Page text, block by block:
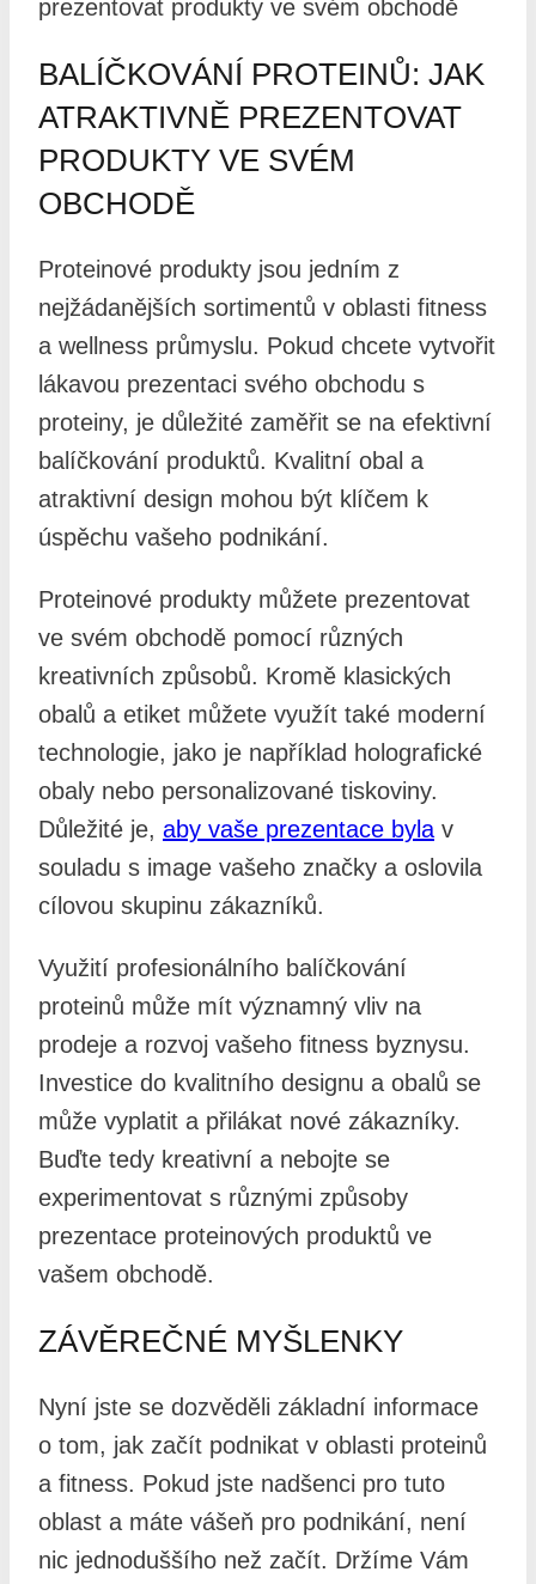
BALÍČKOVÁNÍ PROTEINŮ: JAK
ATRAKTIVNĚ PREZENTOVAT
PRODUKTY VE SVÉM
OBCHODĚ
Proteinové produkty jsou jedním z
nejžádanějších sortimentů v oblasti fitness
a wellness průmyslu. Pokud chcete vytvořit
lákavou prezentaci svého obchodu s
proteiny, je důležité zaměřit se na efektivní
balíčkování produktů. Kvalitní obal a
atraktivní design mohou být klíčem k
úspěchu vašeho podnikání.
Proteinové produkty můžete prezentovat
ve svém obchodě pomocí různých
kreativních způsobů. Kromě klasických
obalů a etiket můžete využít také moderní
technologie, jako je například holografické
obaly nebo personalizované tiskoviny.
Důležité je, aby vaše prezentace byla v
souladu s image vašeho značky a oslovila
cílovou skupinu zákazníků.
Využití profesionálního balíčkování
proteinů může mít významný vliv na
prodeje a rozvoj vašeho fitness byznysu.
Investice do kvalitního designu a obalů se
může vyplatit a přilákat nové zákazníky.
Buďte tedy kreativní a nebojte se
experimentovat s různými způsoby
prezentace proteinových produktů ve
vašem obchodě.
ZÁVĚREČNÉ MYŠLENKY
Nyní jste se dozvěděli základní informace
o tom, jak začít podnikat v oblasti proteinů
a fitness. Pokud jste nadšenci pro tuto
oblast a máte vášeň pro podnikání, není
nic jednoduššího než začít. Držíme Vám